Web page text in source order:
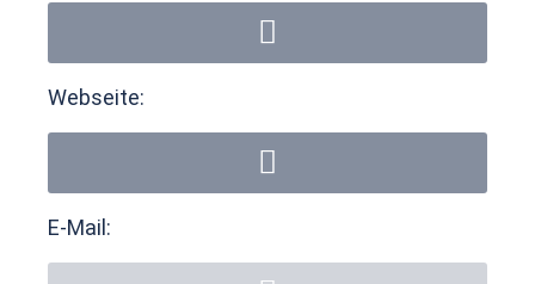
Webseite:
E-Mail: